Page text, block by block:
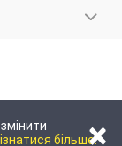
більше.×